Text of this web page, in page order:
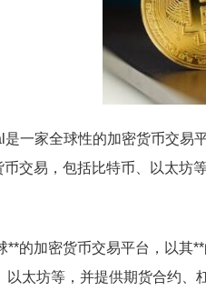
是一家全球性的加密货币交易
交易，包括比特币、以太坊
**的加密货币交易平台，以其
以太坊等，并提供期货合约、